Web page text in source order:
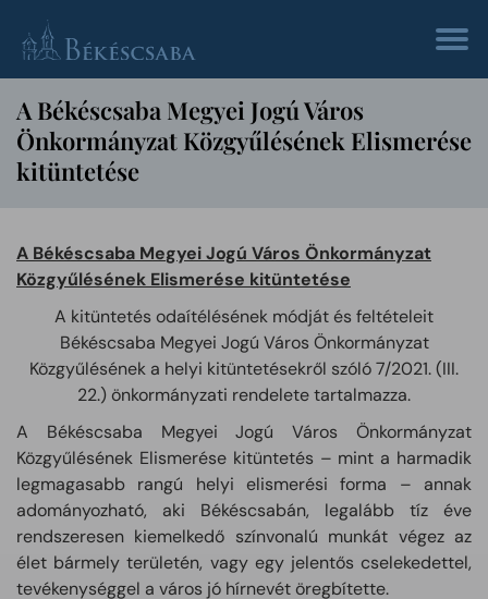
A Békéscsaba Megyei Jogú Város
Önkormányzat Közgyűlésének Elismerése
kitüntetése
A Békéscsaba Megyei Jogú Város Önkormányzat
Közgyűlésének Elismerése kitüntetése
A kitüntetés odaítélésének módját és feltételeit
Békéscsaba Megyei Jogú Város Önkormányzat
Közgyűlésének a helyi kitüntetésekről szóló 7/2021. (III.
22.) önkormányzati rendelete tartalmazza.
A Békéscsaba Megyei Jogú Város Önkormányzat
Közgyűlésének Elismerése kitüntetés – mint a harmadik
legmagasabb rangú helyi elismerési forma – annak
adományozható, aki Békéscsabán, legalább tíz éve
rendszeresen kiemelkedő színvonalú munkát végez az
élet bármely területén, vagy egy jelentős cselekedettel,
tevékenységgel a város jó hírnevét öregbítette.